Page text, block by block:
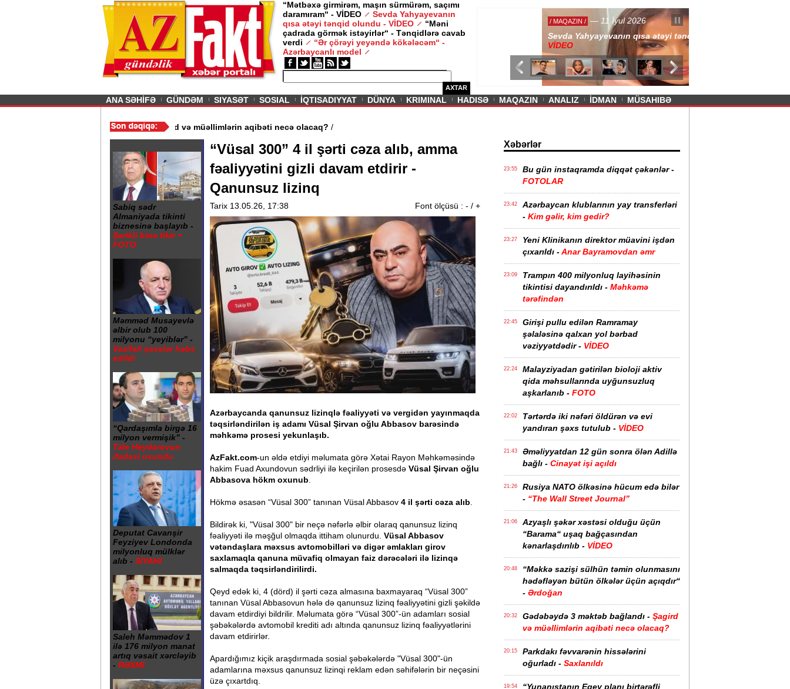
“Mətbəxə girmirəm, maşın sürmürəm, saçımı
daramıram“ - VİDEO
Sevda Yahyayevanın
qısa ətəyi tənqid olundu - VİDEO
“Məni
çadrada görmək istəyirlər“ - Tənqidlərə cavab
verdi
“Ər çörəyi yeyəndə kökələcəm“ -
Azərbaycanlı model
AXTAR
— 11 İyul 2026
Sevda Yahyayevanın qısa ətəyi tənqid olundu -
Previous
ANA SƏHİFƏ GÜNDƏM SIYASƏT SOSIAL İQTISADIYYAT DÜNYA KRIMINAL HADISƏ MAQAZIN ANALIZ İDMAN MÜSAHIBƏ
Gədəbəydə 3 məktəb bağlandı - Şagird və müəllimlərin aqibəti necə olacaq?
Sabiq sədr
Almaniyada tikinti
biznesinə başlayıb -
Şərikli bina tikir +
FOTO
Məmməd Musayevlə
əlbir olub 100
milyonu “yeyiblər” -
Vəzifəli şəxslər həbs
edildi
“Qardaşımla birgə 16
milyon vermişik” -
Tale Heydərovun
ifadəsi oxundu
Deputat Cavanşir
Feyziyev Londonda
milyonluq mülklər
alıb - SİYAHI
Saleh Məmmədov 1
ilə 176 milyon manat
artıq vəsait xərcləyib
- RƏSMİ
“Vüsal 300” 4 il şərti cəza alıb, amma
fəaliyyətini gizli davam etdirir -
Qanunsuz lizinq
Tarix 13.05.26, 17:38 Font ölçüsü : - / +
Azərbaycanda qanunsuz lizinqlə fəaliyyəti və vergidən yayınmaqda
təqsirləndirilən iş adamı Vüsal Şirvan oğlu Abbasov barəsində
məhkəmə prosesi yekunlaşıb.
AzFakt.com-un əldə etdiyi məlumata görə Xətai Rayon Məhkəməsində
hakim Fuad Axundovun sədrliyi ilə keçirilən prosesdə Vüsal Şirvan oğlu
Abbasova hökm oxunub
Hökmə əsasən “Vüsal 300” tanınan Vüsal Abbasov 4 il şərti cəza alıb
Bildirək ki, "Vüsal 300" bir neçə nəfərlə əlbir olaraq qanunsuz lizinq
fəaliyyəti ilə məşğul olmaqda ittiham olunurdu. Vüsal Abbasov
vətəndaşlara məxsus avtomobilləri və digər əmlakları girov
saxlamaqla qanuna müvafiq olmayan faiz dərəcələri ilə lizinqə
salmaqda təqsirləndirilirdi.
Qeyd edək ki, 4 (dörd) il şərti cəza almasına baxmayaraq “Vüsal 300”
tanınan Vüsal Abbasovun hələ də qanunsuz lizinq fəaliyyətini gizli şəkildə
davam etdirdiyi bildrilir. Məlumata görə “Vüsal 300”-ün adamları sosial
şəbəkələrdə avtomobil krediti adı altında qanunsuz lizinq fəaliyyətlərini
davam etdirirlər.
Apardığımız kiçik araşdırmada sosial şəbəkələrdə "Vüsal 300"-ün
adamlarına məxsus qanunsuz lizinqi reklam edən səhifələrin bir neçəsini
üzə çıxartdıq.
Xəbərlər
23:55
Bu gün instaqramda diqqət çəkənlər -
FOTOLAR
23:42
Azərbaycan klublarının yay transferləri
- Kim gəlir, kim gedir?
23:27
Yeni Klinikanın direktor müavini işdən
çıxarıldı -Anar Bayramovdan əmr
23:09
Trampın 400 milyonluq layihəsinin
tikintisi dayandırıldı - Məhkəmə
tərəfindən
22:45
Girişi pullu edilən Ramramay
şəlaləsinə qalxan yol bərbad
vəziyyətdədir - VİDEO
22:24
Malayziyadan gətirilən bioloji aktiv
qida məhsullarında uyğunsuzluq
aşkarlanıb - FOTO
22:02
Tərtərdə iki nəfəri öldürən və evi
yandıran şəxs tutulub - VİDEO
21:43
Əməliyyatdan 12 gün sonra ölən Adillə
bağlı - Cinayət işi açıldı
21:26
Rusiya NATO ölkəsinə hücum edə bilər
- “The Wall Street Journal”
21:06
Azyaşlı şəkər xəstəsi olduğu üçün
“Barama“ uşaq bağçasından
kənarlaşdırılıb - VİDEO
20:48
“Məkkə sazişi sülhün təmin olunmasını
hədəfləyən bütün ölkələr üçün açıqdır“
- Ərdoğan
20:32 Gədəbəydə 3 məktəb bağlandı - Şagird
və müəllimlərin aqibəti necə olacaq?
20:15
Parkdakı fəvvarənin hissələrini
oğurladı - Saxlanıldı
19:54
“Yunanıstanın Egey planı birtərəfli